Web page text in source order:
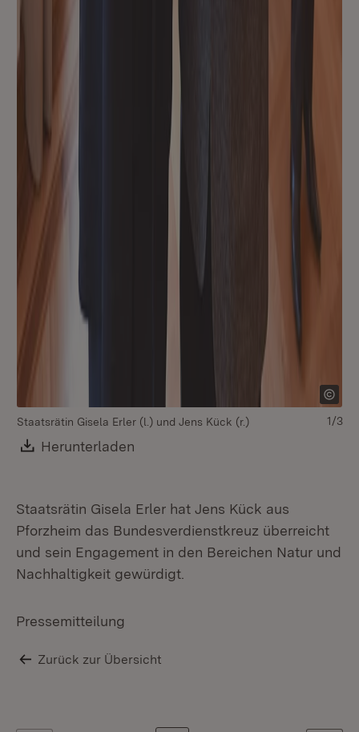
Staatsrätin Gisela Erler (l.) und Jens Kück (r.)
Download:
Herunterladen
1/3
Staatsrätin Gisela Erler hat Jens Kück aus
Pforzheim das Bundesverdienstkreuz überreicht
und sein Engagement in den Bereichen Natur und
Nachhaltigkeit gewürdigt.
Pressemitteilung
Zurück zur Übersicht